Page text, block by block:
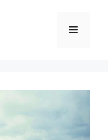
Meniu